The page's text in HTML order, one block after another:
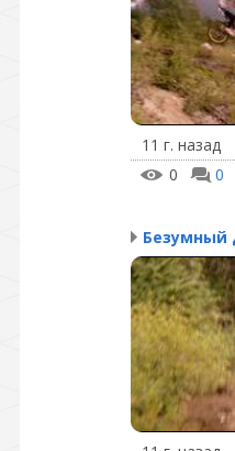
11 г. назад
0
0
Безумный